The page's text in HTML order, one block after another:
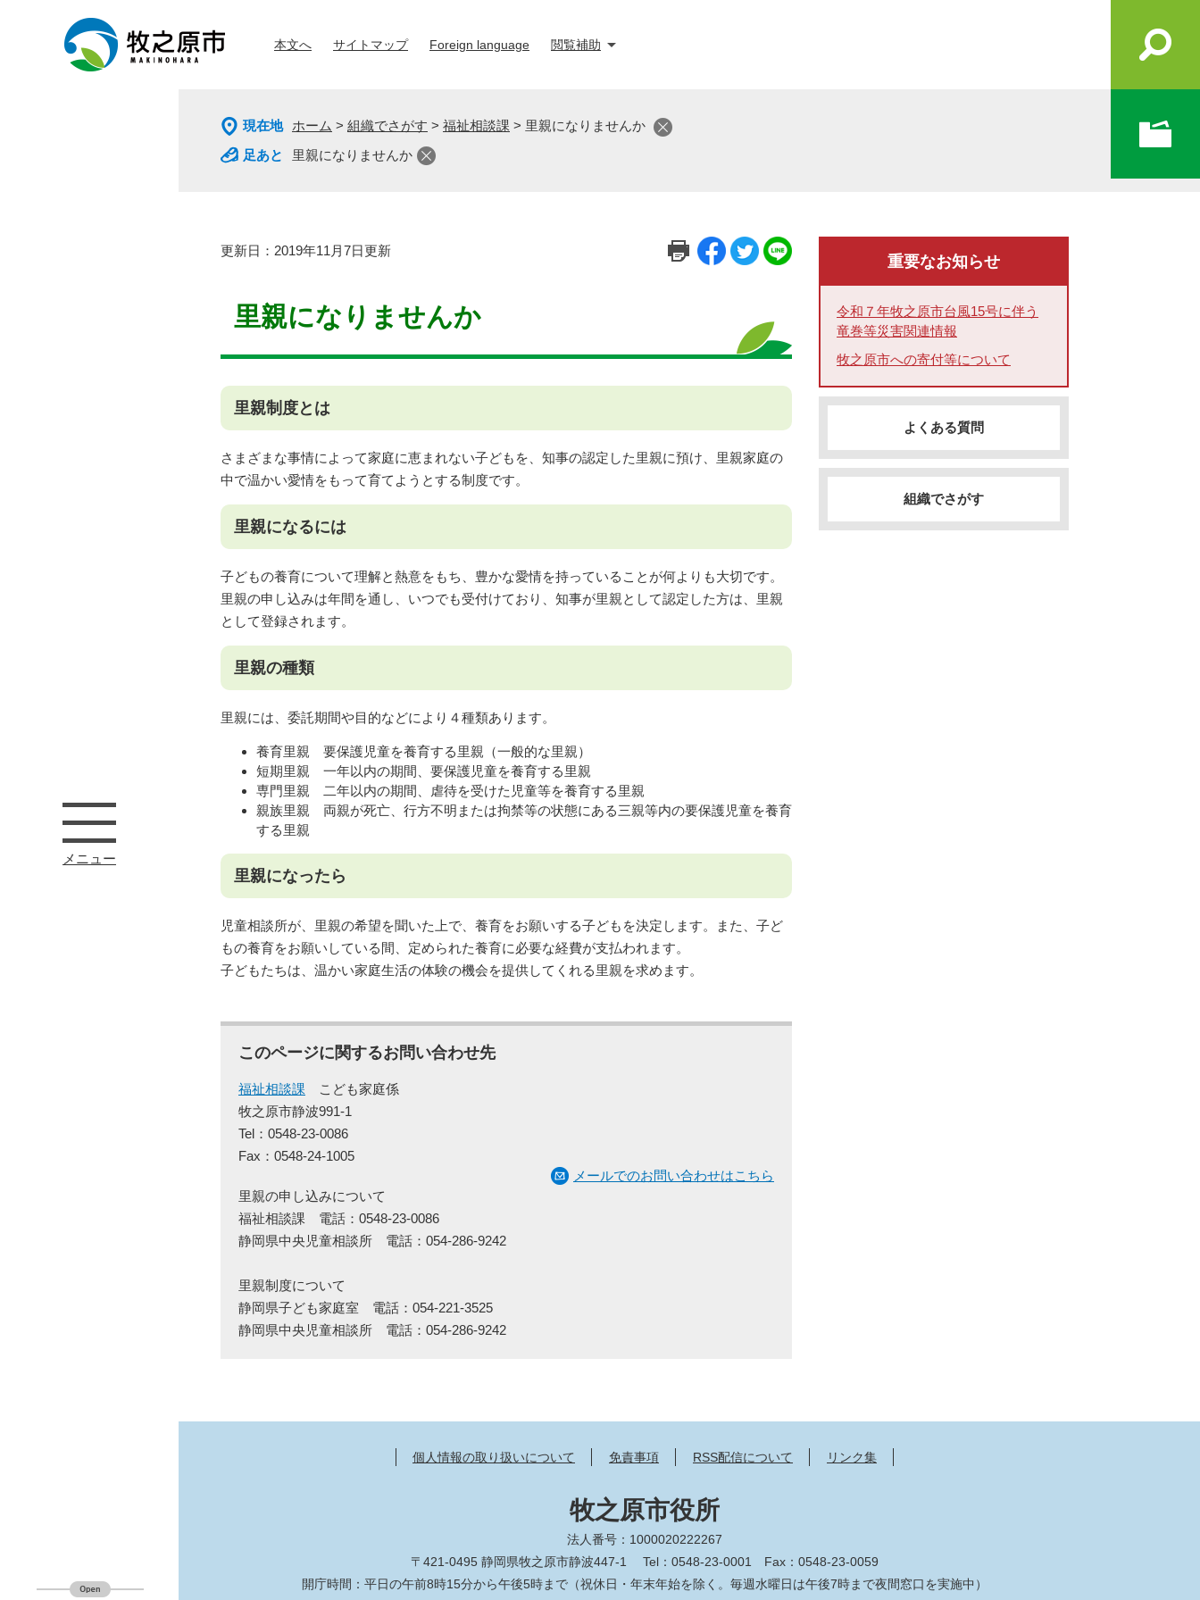
ー
ジ
の
ニ
ュ
ー
本文へ サイトマップ Foreign language 閲覧補助
メニュー
現在地 ホーム > 組織でさがす > 福祉相談課 > 里親になりませんか
里親になりませんか
本
更新日：2019年11月7日更新
里親になりませんか
里親制度とは
さまざまな事情によって家庭に恵まれない子どもを、知事の認定した里親に預け、里親家庭の
中で温かい愛情をもって育てようとする制度です。
里親になるには
子どもの養育について理解と熱意をもち、豊かな愛情を持っていることが何よりも大切です。
里親の申し込みは年間を通し、いつでも受付けており、知事が里親として認定した方は、里親
として登録されます。
里親の種類
里親には、委託期間や目的などにより４種類あります。
養育里親 要保護児童を養育する里親（一般的な里親）
短期里親 一年以内の期間、要保護児童を養育する里親
専門里親 二年以内の期間、虐待を受けた児童等を養育する里親
親族里親 両親が死亡、行方不明または拘禁等の状態にある三親等内の要保護児童を養育
する里親
里親になったら
児童相談所が、里親の希望を聞いた上で、養育をお願いする子どもを決定します。また、子ど
もの養育をお願いしている間、定められた養育に必要な経費が支払われます。
子どもたちは、温かい家庭生活の体験の機会を提供してくれる里親を求めます。
このページに関するお問い合わせ先
福祉相談課
こども家庭係
牧之原市静波991-1
Tel：0548-23-0086
Fax：0548-24-1005
メールでのお問い合わせはこちら
里親の申し込みについて
福祉相談課 電話：0548‐23‐0086
静岡県中央児童相談所 電話：054‐286‐9242
里親制度について
静岡県子ども家庭室 電話：054‐221‐3525
静岡県中央児童相談所 電話：054‐286‐9242
重要なお知らせ
令和７年牧之原市台風15号に伴う
竜巻等災害関連情報
牧之原市への寄付等について
よくある質問
組織でさがす
個人情報の取り扱いについて 免責事項 RSS配信について リンク集
牧之原市役所
法人番号：1000020222267
〒421-0495 静岡県牧之原市静波447-1
Tel：0548-23-0001
Fax：0548-23-0059
開庁時間：平日の午前8時15分から午後5時まで（祝休日・年末年始を除く。毎週水曜日は午後7時まで夜間窓口を実施中）